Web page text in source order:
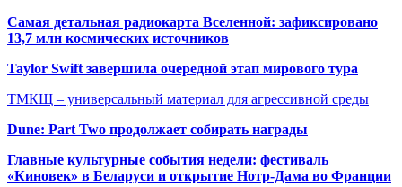
Самая детальная радиокарта Вселенной: зафиксировано
13,7 млн космических источников
Taylor Swift завершила очередной этап мирового тура
ТМКЩ – универсальный материал для агрессивной среды
Dune: Part Two продолжает собирать награды
Главные культурные события недели: фестиваль
«Киновек» в Беларуси и открытие Нотр-Дама во Франции